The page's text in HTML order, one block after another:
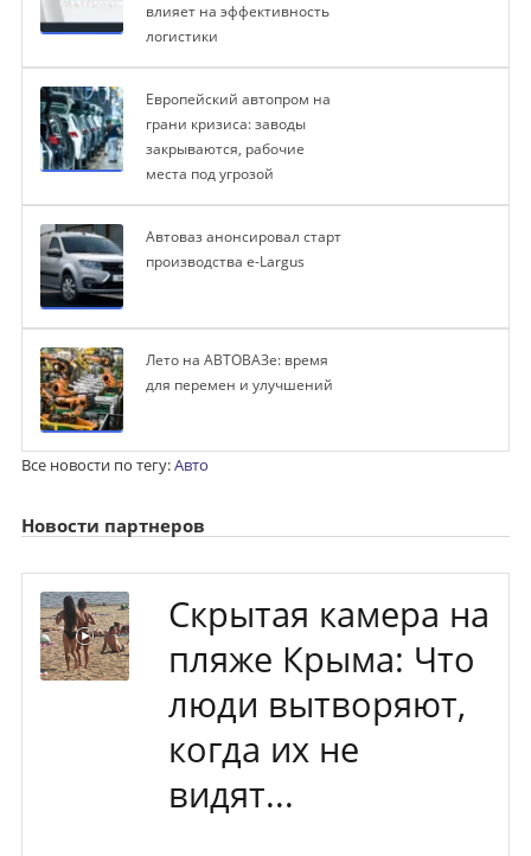
влияет на эффективность
логистики
Европейский автопром на
грани кризиса: заводы
закрываются, рабочие
места под угрозой
Автоваз анонсировал старт
производства e-Largus
Лето на АВТОВАЗе: время
для перемен и улучшений
Все новости по тегу:Авто
Новости партнеров
Скрытая камера на
пляже Крыма: Что
люди вытворяют,
когда их не
видят...